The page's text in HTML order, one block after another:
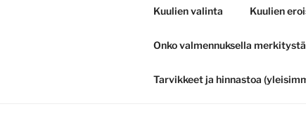
Kuulien valinta Kuulien
Onko valmennuksella merkitystä
Tarvikkeet ja hinnastoa